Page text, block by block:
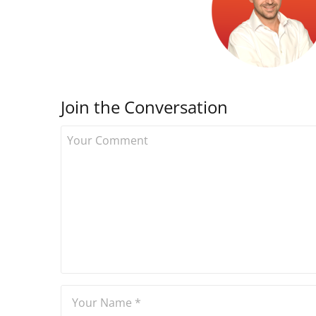
Join the Conversation